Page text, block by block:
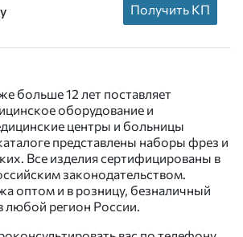
Получить КП
больше 12 лет поставляет
оборудование и
центры и больницы
представлены наборы фрез и
Все изделия сертифицированы в
законодательством.
оптом и в розницу, безналичный
любой регион России.